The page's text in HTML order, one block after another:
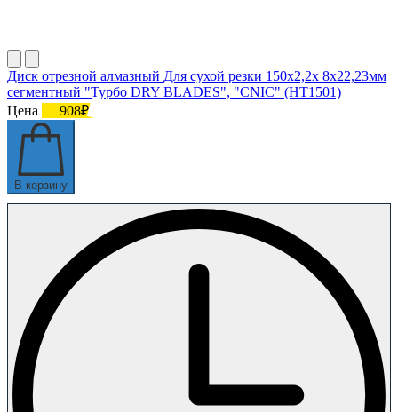
Диск отрезной алмазный Для сухой резки 150х2,2х 8х22,23мм
сегментный "Турбо DRY BLADES", "CNIC" (НT1501)
Цена
908₽
В корзину